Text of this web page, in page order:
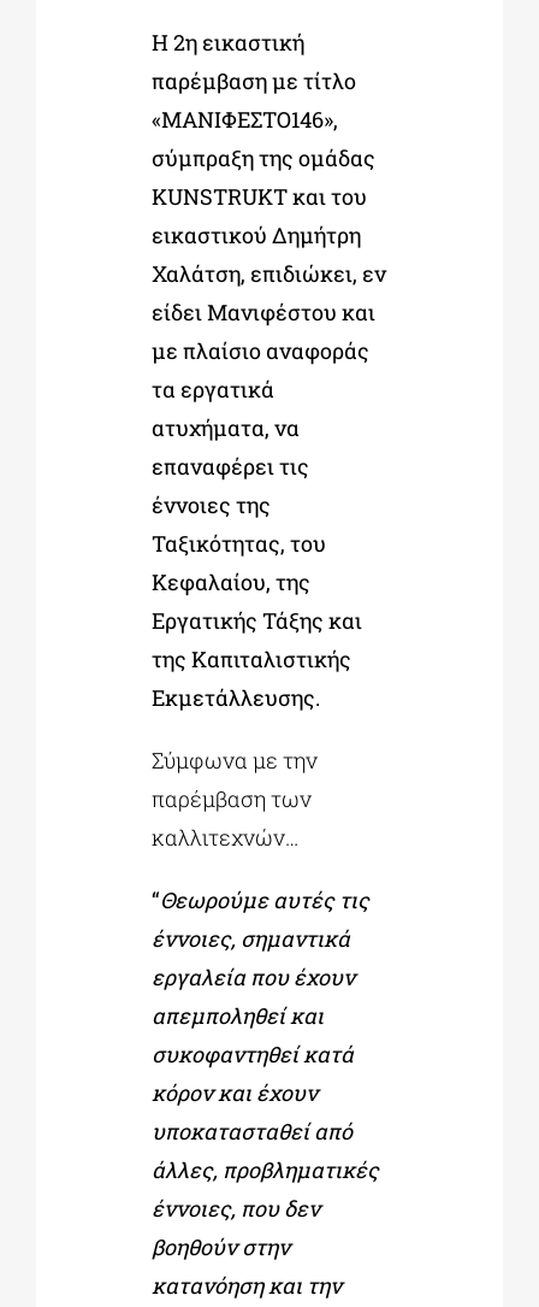
ΕΚΠΑΙΔΕΥΤΙΚΑ ΙΔΡΥΜΑΤΑ
ΠΟΛΙΤΙΣΤΙΚΟΙ ΦΟΡΕΙΣ
Η 2η εικαστική
παρέμβαση με τίτλο
«ΜΑΝΙΦΕΣΤΟ146»,
σύμπραξη της ομάδας
KUNSTRUKT και του
εικαστικού Δημήτρη
Χαλάτση, επιδιώκει, εν
είδει Μανιφέστου και
με πλαίσιο αναφοράς
τα εργατικά
ατυχήματα, να
επαναφέρει τις
έννοιες της
Ταξικότητας, του
Κεφαλαίου, της
Εργατικής Τάξης και
της Καπιταλιστικής
Εκμετάλλευσης.
Σύμφωνα με την
παρέμβαση των
καλλιτεχνών…
“Θεωρούμε αυτές τις
έννοιες, σημαντικά
εργαλεία που έχουν
απεμποληθεί και
συκοφαντηθεί κατά
κόρον και έχουν
υποκατασταθεί από
άλλες, προβληματικές
έννοιες, που δεν
βοηθούν στην
κατανόηση και την